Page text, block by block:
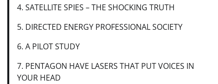
4. SATELLITE SPIES – THE SHOCKING TRUTH
5. DIRECTED ENERGY PROFESSIONAL SOCIETY
6. A PILOT STUDY
7. PENTAGON HAVE LASERS THAT PUT VOICES IN
YOUR HEAD